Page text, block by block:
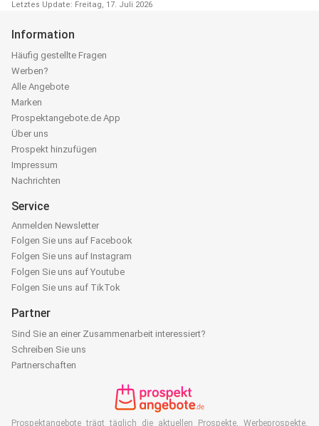
Letztes Update: Freitag, 17. Juli 2026
Information
Häufig gestellte Fragen
Werben?
Alle Angebote
Marken
Prospektangebote.de App
Über uns
Prospekt hinzufügen
Impressum
Nachrichten
Service
Anmelden Newsletter
Folgen Sie uns auf Facebook
Folgen Sie uns auf Instagram
Folgen Sie uns auf Youtube
Folgen Sie uns auf TikTok
Partner
Sind Sie an einer Zusammenarbeit interessiert?
Schreiben Sie uns
Partnerschaften
Prospektangebote trägt täglich die aktuellen Prospekte, Werbeprospekte,